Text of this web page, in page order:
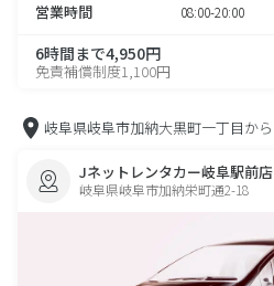
営業時間 08:00-20:00
6時間まで4,950円
免責補償制度1,100円
岐阜県岐阜市加納大黒町一丁目から
Jネットレンタカー岐阜駅前店
岐阜県岐阜市加納栄町通2-18